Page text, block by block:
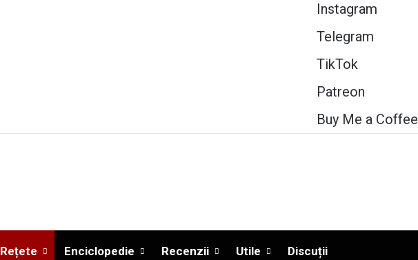
Instagram
Telegram
TikTok
Patreon
Buy Me a Coffee
Rețete Enciclopedie Recenzii Utile Discuții